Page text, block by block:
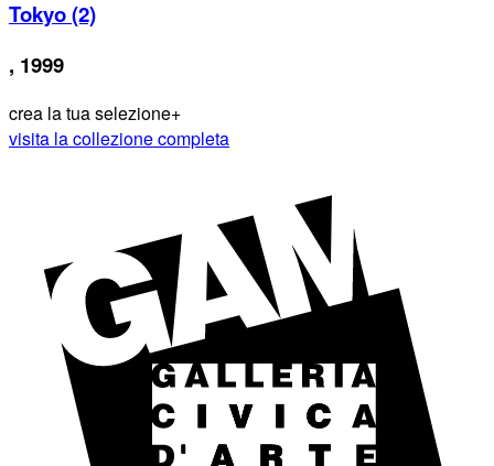
Tokyo (2)
, 1999
crea la tua selezione+
visita la collezione completa